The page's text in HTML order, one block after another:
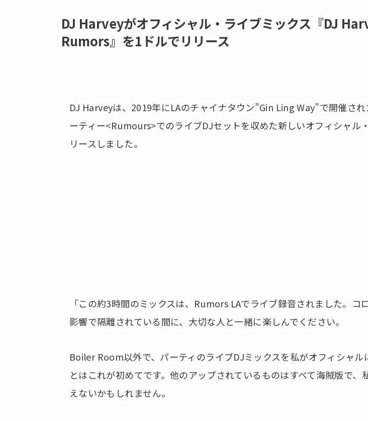
DJ Harveyがオフィシャル・ライブミックス『DJ
Rumors』を1ドルでリリース
DJ Harveyは、2019年にLAのチャイナタウン”Gin Ling Way”で開催さ
ーティー<Rumours>でのライブDJセットを収めた新しいオフィシャル
リースしました。
「この約3時間のミックスは、Rumors LAでライブ録音されました。コ
影響で隔離されている間に、大切な人と一緒に楽しんでください。
Boiler Room以外で、パーティのライブDJミックスを私がオフィシャル
とはこれが初めてです。他のアップされているものはすべて海賊版で、
えないかもしれません。